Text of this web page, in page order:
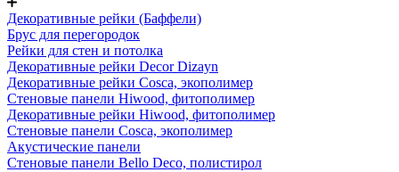
Декоративные рейки (Баффели)
Брус для перегородок
Рейки для стен и потолка
Декоративные рейки Decor Dizayn
Декоративные рейки Cosca, экополимер
Стеновые панели Hiwood, фитополимер
Декоративные рейки Hiwood, фитополимер
Стеновые панели Cosca, экополимер
Акустические панели
Стеновые панели Bello Deco, полистирол